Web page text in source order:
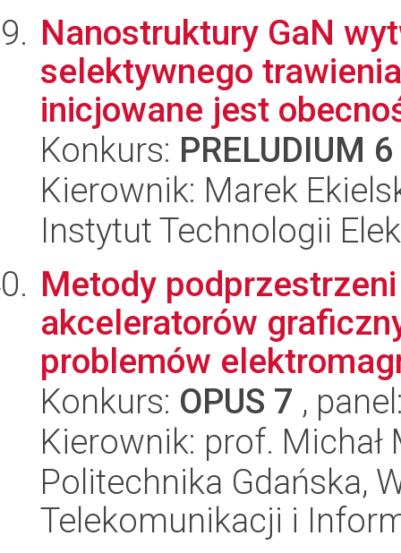
Nanostruktury GaN
selektywnego
inicjowane jest
Konkurs: PRELUDIUM 6
Kierownik: Marek
Instytut Technologii
Metody
akceleratorów
problemów
Konkurs: OPUS 7 ,
Kierownik: prof. Michał
Politechnika Gdańska,
Telekomunikacji i